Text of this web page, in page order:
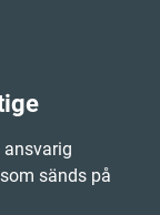
ansvarig
sänds på